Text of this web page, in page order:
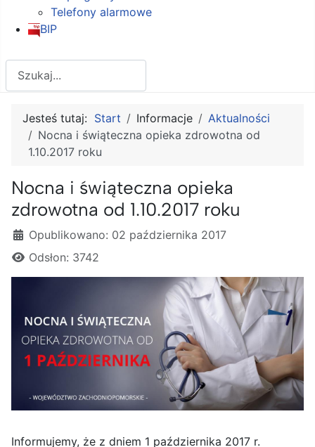
Telefony alarmowe
BIP
Jesteś tutaj: Start Informacje
Aktualności
Nocna i świąteczna opieka zdrowotna od
1.10.2017 roku
Nocna i świąteczna opieka
zdrowotna od 1.10.2017 roku
Szczegóły
Opublikowano: 02 października 2017
Odsłon: 3742
Informujemy, że z dniem 1 października 2017 r.